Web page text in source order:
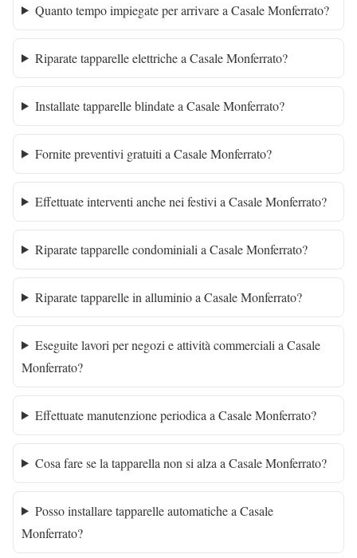
Quanto tempo impiegate per arrivare a Casale Monferrato?
Riparate tapparelle elettriche a Casale Monferrato?
Installate tapparelle blindate a Casale Monferrato?
Fornite preventivi gratuiti a Casale Monferrato?
Effettuate interventi anche nei festivi a Casale Monferrato?
Riparate tapparelle condominiali a Casale Monferrato?
Riparate tapparelle in alluminio a Casale Monferrato?
Eseguite lavori per negozi e attività commerciali a Casale
Monferrato?
Effettuate manutenzione periodica a Casale Monferrato?
Cosa fare se la tapparella non si alza a Casale Monferrato?
Posso installare tapparelle automatiche a Casale
Monferrato?